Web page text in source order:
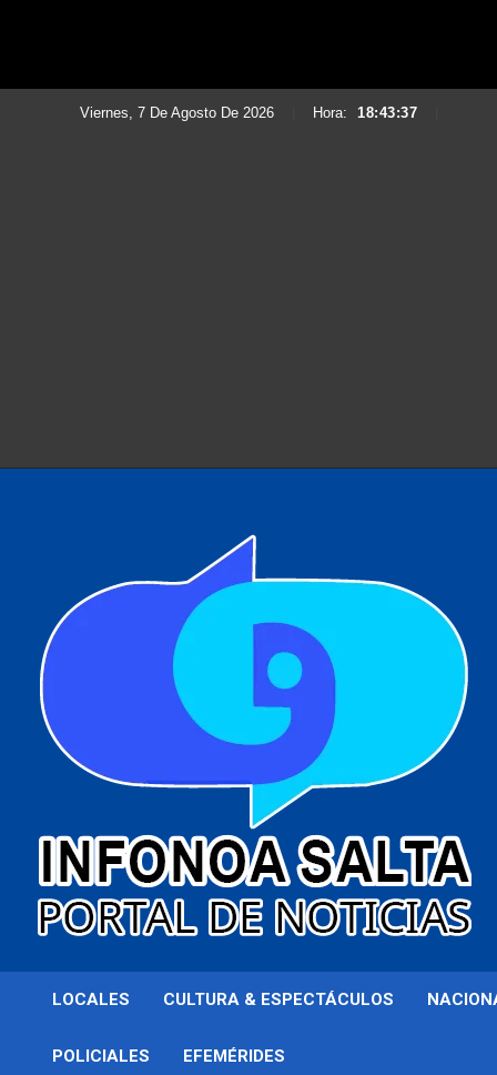
Viernes, 7 De Agosto De 2026 Hora: 18:43:39
Infonoa Salta
LOCALES CULTURA & ESPECTÁCULOS
POLICIALES EFEMÉRIDES